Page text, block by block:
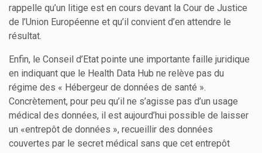
rappelle qu’un litige est en cours devant la Cour de Justice
de l’Union Européenne et qu’il convient d’en attendre le
résultat.
Enfin, le Conseil d’Etat pointe une importante faille juridique
en indiquant que le Health Data Hub ne relève pas du
régime des « Hébergeur de données de santé ».
Concrètement, pour peu qu’il ne s’agisse pas d’un usage
médical des données, il est aujourd’hui possible de laisser
un «entrepôt de données », recueillir des données
couvertes par le secret médical sans que cet entrepôt